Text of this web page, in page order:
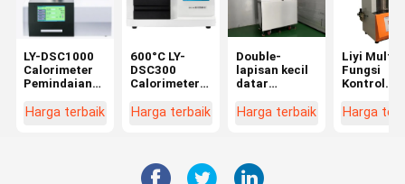
LY-DSC1000
Calorimeter
Pemindaian
Suhu 1150°C
Harga terbaik
600°C LY-
DSC300
Calorimeter
Diferensial
Harga terbaik
Double-
lapisan kecil
datar
Hot press
Harga terbaik
Liyi Multi-
Fungsi
Kontrol
Rotorless
Harga